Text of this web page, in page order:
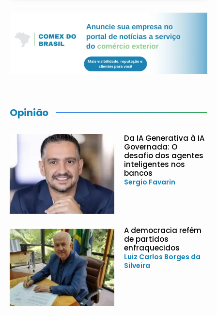
Opinião
Da IA Generativa à IA
Governada: O
desafio dos agentes
inteligentes nos
bancos
Sergio Favarin
A democracia refém
de partidos
enfraquecidos
Luiz Carlos Borges da
Silveira